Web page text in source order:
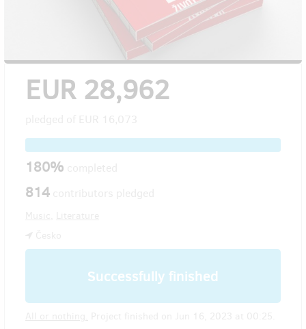
EUR 28,962
180%
814
Successfully finished